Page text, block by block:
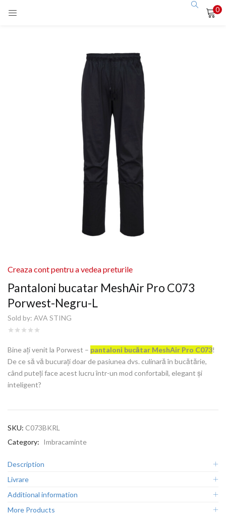
0
Pantaloni bucatar MeshAir Pro C073
Porwest-Negru-L
Sold by: AVA STING
Creaza cont pentru a vedea preturile
Bine ați venit la Porwest – pantaloni bucătar MeshAir Pro C073!
De ce să vă bucurați doar de pasiunea dvs. culinară în bucătărie,
când puteți face acest lucru într-un mod confortabil, elegant și
inteligent?
SKU: C073BKRL
Category: Imbracaminte
Description
Livrare
Additional information
More Products
Enter your username and password to login.
Login
Lost password?